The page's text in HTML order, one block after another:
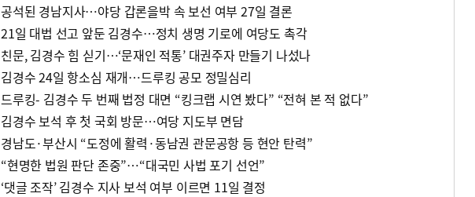
공석된 경남지사…야당 갑론을박 속 보선 여부 27일 결론
21일 대법 선고 앞둔 김경수…정치 생명 기로에 여당도 촉각
친문, 김경수 힘 싣기…‘문재인 적통’ 대권주자 만들기 나섰나
김경수 24일 항소심 재개…드루킹 공모 정밀심리
드루킹- 김경수 두 번째 법정 대면 “킹크랩 시연 봤다” “전혀 본 적 없다”
김경수 보석 후 첫 국회 방문…여당 지도부 면담
경남도·부산시 “도정에 활력·동남권 관문공항 등 현안 탄력”
“현명한 법원 판단 존중”…“대국민 사법 포기 선언”
‘댓글 조작’ 김경수 지사 보석 여부 이르면 11일 결정